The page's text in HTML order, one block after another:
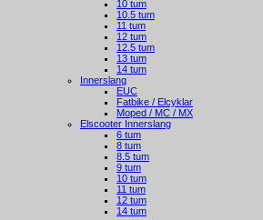
10 tum
10.5 tum
11 tum
12 tum
12.5 tum
13 tum
14 tum
Innerslang
EUC
Fatbike / Elcyklar
Moped / MC / MX
Elscooter Innerslang
6 tum
8 tum
8.5 tum
9 tum
10 tum
11 tum
12 tum
14 tum